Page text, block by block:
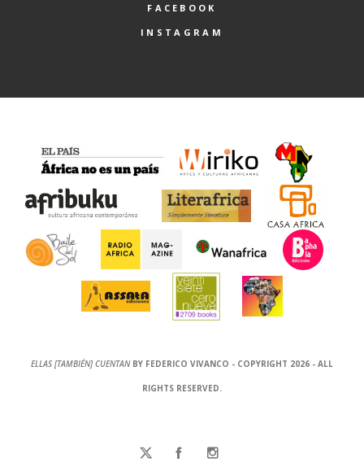
FACEBOOK
INSTAGRAM
ELLAS [TAMBIÉN] CUENTANBY FEDERICO VIVANCO - COPYRIGHT 2026 - ALL
RIGHTS RESERVED.